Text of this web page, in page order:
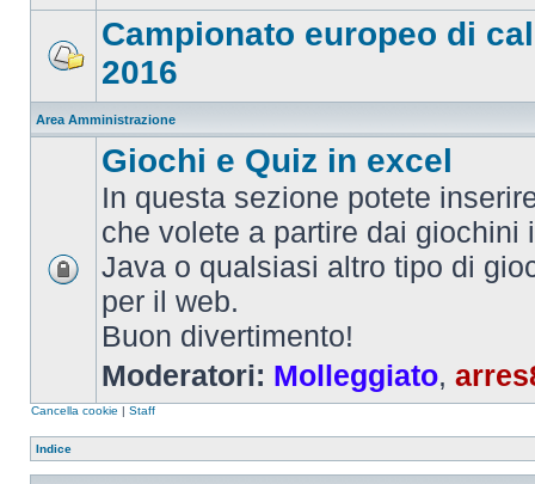
Campionato europeo di
2016
Area Amministrazione
Giochi e Quiz in excel
In questa sezione potete
che volete a partire dai giochini
Java o qualsiasi altro tipo di
per il web.
Buon divertimento!
Moderatori: Molleggiato,
Cancella cookie | Staff
Indice